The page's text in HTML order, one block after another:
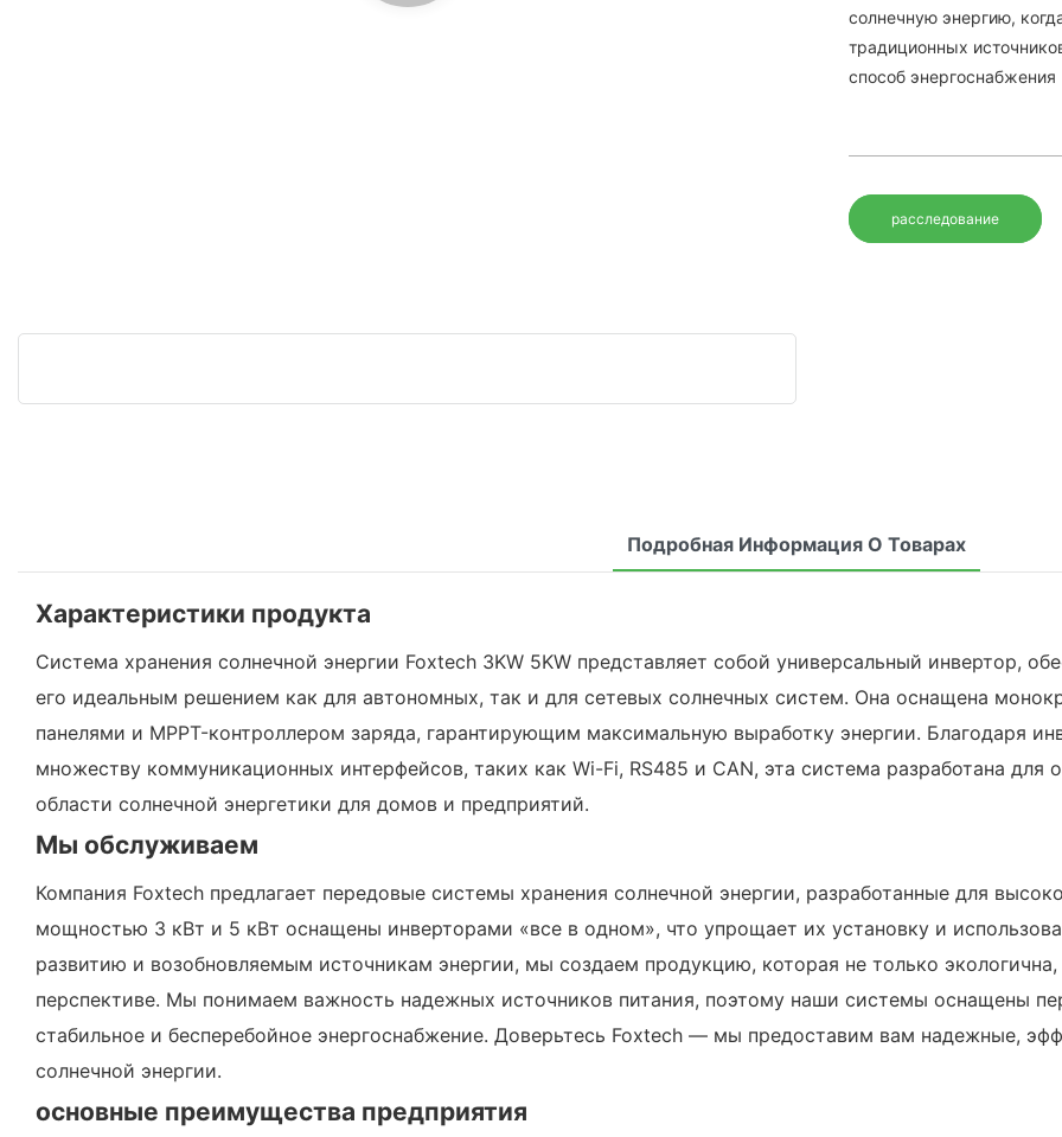
солнечную энергию,
традиционных
способ
расследование
Подробная Информация О Товарах
Характеристики продукта
Система хранения солнечной энергии Foxtech 3KW 5KW представляет собой универсальный инвертор,
его идеальным решением как для автономных, так и для сетевых солнечных систем. Она оснащена
панелями и MPPT-контроллером заряда, гарантирующим максимальную выработку энергии. Благодаря
множеству коммуникационных интерфейсов, таких как Wi-Fi, RS485 и CAN, эта система разработана
области солнечной энергетики для домов и предприятий.
Мы обслуживаем
Компания Foxtech предлагает передовые системы хранения солнечной энергии, разработанные для
мощностью 3 кВт и 5 кВт оснащены инверторами «все в одном», что упрощает их установку и
развитию и возобновляемым источникам энергии, мы создаем продукцию, которая не только
перспективе. Мы понимаем важность надежных источников питания, поэтому наши системы оснащены
стабильное и бесперебойное энергоснабжение. Доверьтесь Foxtech — мы предоставим вам надежные,
солнечной энергии.
основные преимущества предприятия